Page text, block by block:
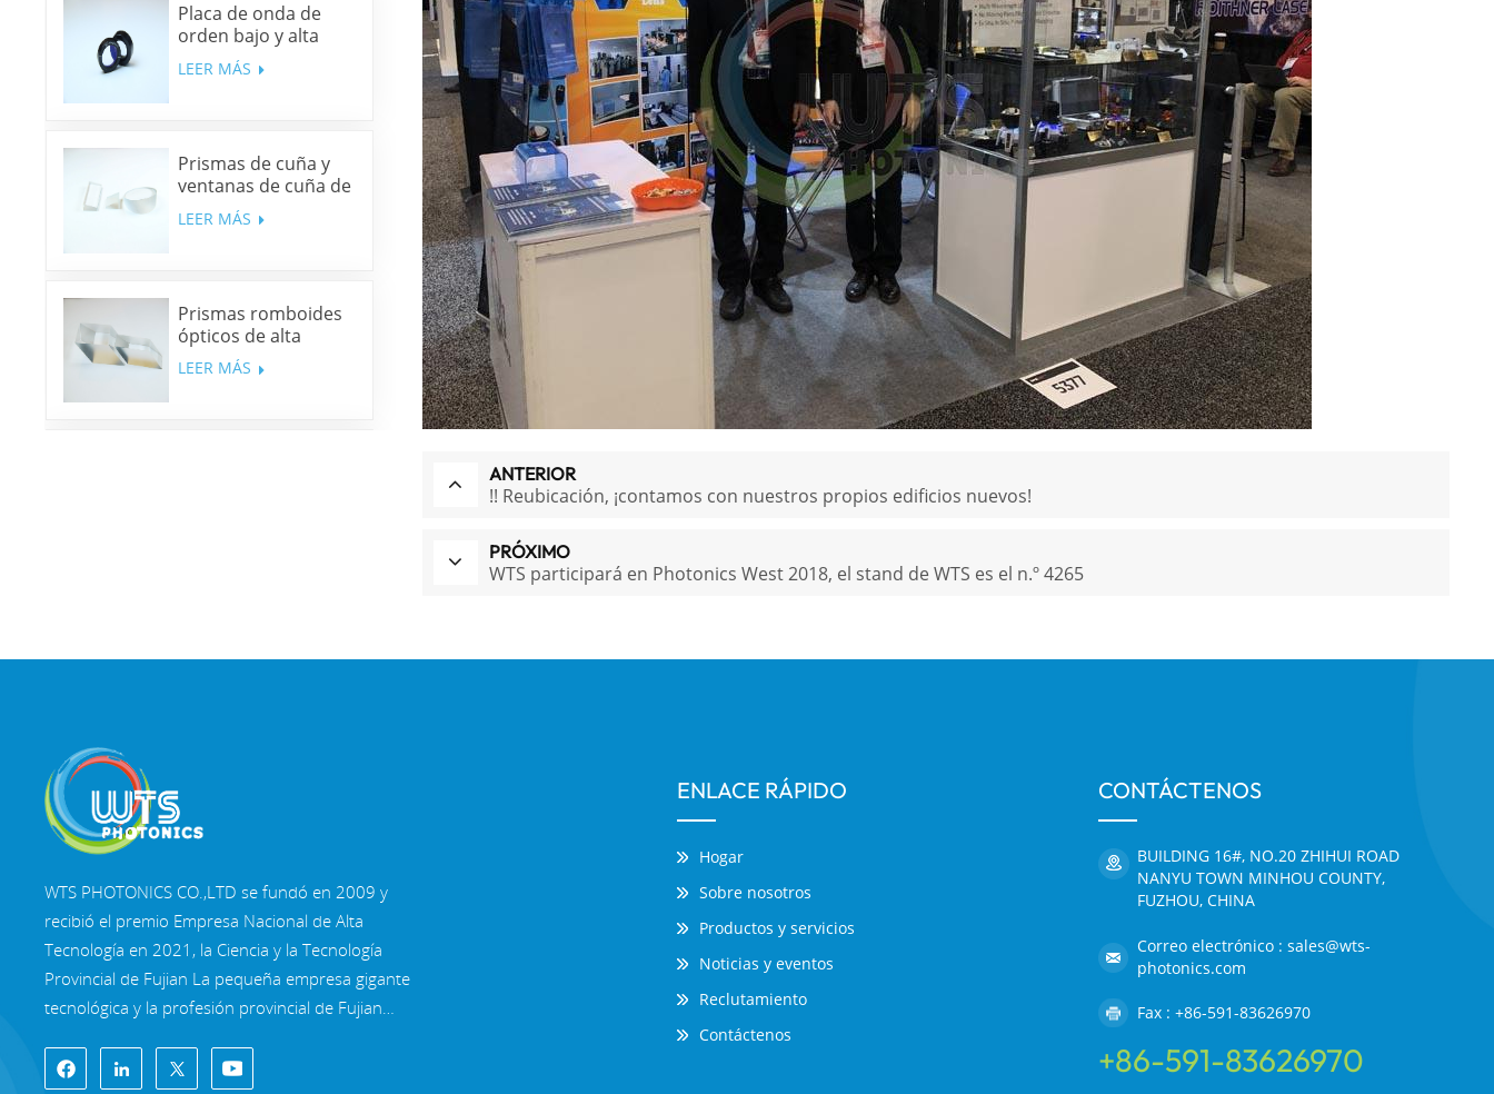
Placa de onda de
orden bajo y alta
precisión
LEER MÁS
Prismas de cuña y
ventanas de cuña de
sílice fundida y N-
BK7
LEER MÁS
Prismas romboides
ópticos de alta
precisión
LEER MÁS
ANTERIOR
!! Reubicación, ¡contamos con nuestros propios edificios nuevos!
PRÓXIMO
WTS participará en Photonics West 2018, el stand de WTS es el n.º 4265
WTS PHOTONICS CO.,LTD se fundó en 2009 y
recibió el premio Empresa Nacional de Alta
Tecnología en 2021, la Ciencia y la Tecnología
Provincial de Fujian La pequeña empresa gigante
tecnológica y la profesión provincial de Fujian
en 2022. WTS se ubica en el Hermosa ciudad
ENLACE RÁPIDO
Hogar
Sobre nosotros
Productos y servicios
Noticias y eventos
Reclutamiento
Contáctenos
CONTÁCTENOS
BUILDING 16#, NO.20 ZHIHUI ROAD
NANYU TOWN MINHOU COUNTY,
FUZHOU, CHINA
Correo electrónico : sales@wts-
photonics.com
Fax : +86-591-83626970
+86-591-83626970